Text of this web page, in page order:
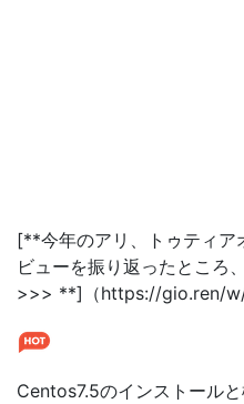
[**今年のアリ、トゥティア
ビューを振り返ったところ
>>> **]（https://gio.ren/w/
Centos7.5のインストール